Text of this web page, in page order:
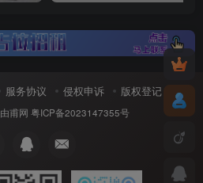
服务协议 侵权申诉 版权登记
由甫网 粤ICP备2023147355号